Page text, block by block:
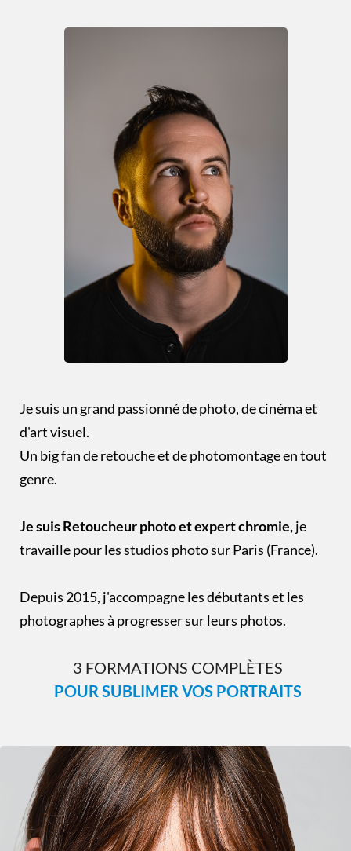
Je suis un grand passionné de photo, de cinéma et
d'art visuel.
Un big fan de retouche et de photomontage en tout
genre.
Je suis Retoucheur photo et expert chromie,je
travaille pour les studios photo sur Paris (France).
Depuis 2015, j'accompagne les débutants et les
photographes à progresser sur leurs photos.
3 FORMATIONS COMPLÈTES
POUR SUBLIMER VOS PORTRAITS